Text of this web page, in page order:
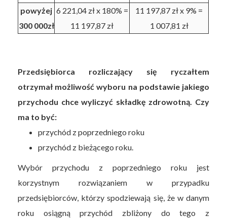
powyżej
300 000zł
6 221,04 zł x 180% =
11 197,87 zł
11 197,87 zł x 9% =
1 007,81 zł
Przedsiębiorca rozliczający się ryczałtem
otrzymał możliwość wyboru na podstawie jakiego
przychodu chce wyliczyć składkę zdrowotną. Czy
ma to być:
przychód z poprzedniego roku
przychód z bieżącego roku.
Wybór przychodu z poprzedniego roku jest
korzystnym rozwiązaniem w przypadku
przedsiębiorców, którzy spodziewają się, że w danym
roku osiągną przychód zbliżony do tego z